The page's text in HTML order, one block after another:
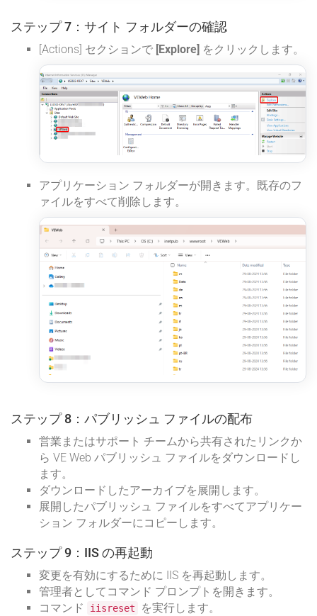
ステップ 7：サイト フォルダーの確認
[Actions] セクションで [Explore] をクリックします。
アプリケーション フォルダーが開きます。既存のフ
ァイルをすべて削除します。
ステップ 8：パブリッシュ ファイルの配布
営業またはサポート チームから共有されたリンクか
ら VE Web パブリッシュ ファイルをダウンロードし
ます。
ダウンロードしたアーカイブを展開します。
展開したパブリッシュ ファイルをすべてアプリケー
ション フォルダーにコピーします。
ステップ 9：IIS の再起動
変更を有効にするために IIS を再起動します。
管理者としてコマンド プロンプトを開きます。
コマンド
iisreset を実行します。